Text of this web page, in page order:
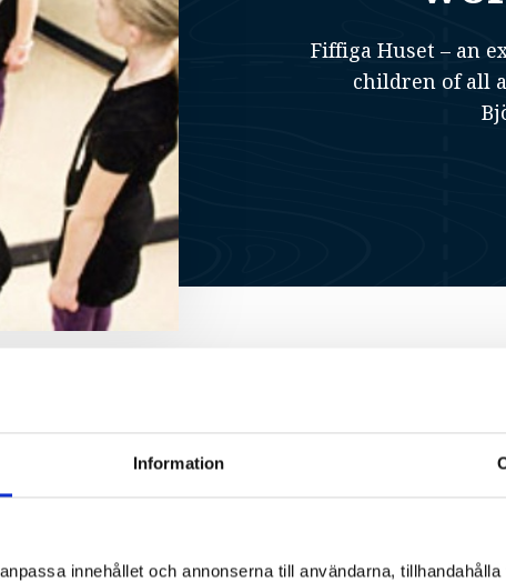
Information
innehållet och annonserna till användarna,
Fiffiga Huset – an
children of all
full of
in the
are the
all year